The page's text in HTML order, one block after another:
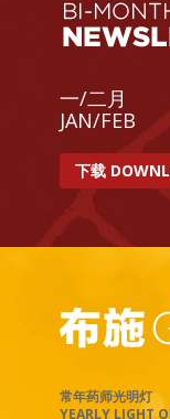
一/二月
JAN/FEB
下载
常年药师光明灯
YEARLY LIGHT